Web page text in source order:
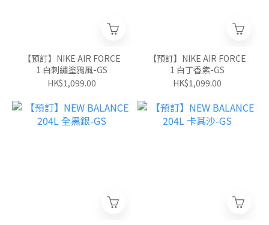
【預訂】NIKE AIR FORCE
1 白刺繡塗鴉風-GS
HK$1,099.00
【預訂】NIKE AIR FORCE
1 白丁香紫-GS
HK$1,099.00